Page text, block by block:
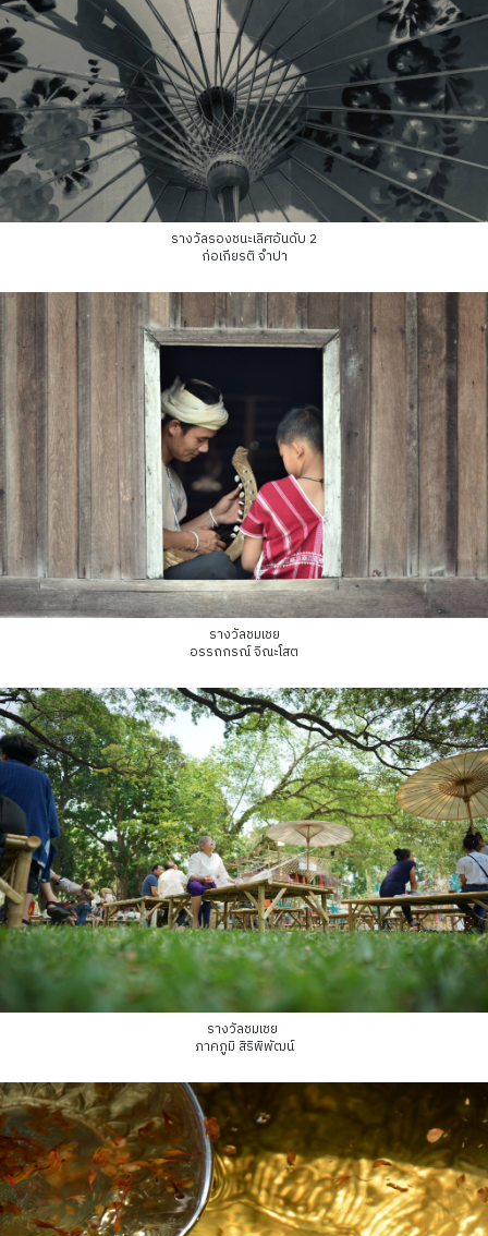
รางวัลรองชนะเลิศอันดับ 2
ก่อเกียรติ จำปา
รางวัลชมเชย
อรรถกรณ์ จิณะโสต
รางวัลชมเชย
ภาคภูมิ สิริพิพัฒน์